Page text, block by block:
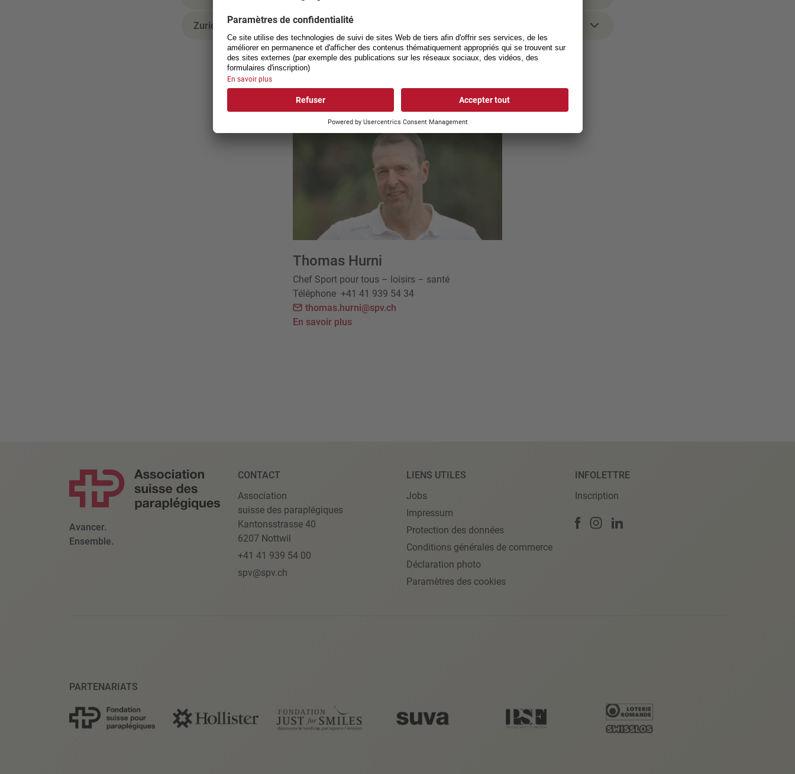
Zurich
Interlocuteur à l'ASP
Thomas Hurni
Chef Sport pour tous – loisirs – santé
Téléphone +41 41 939 54 34
thomas.hurni@spv.ch
En savoir plus
Avancer.
Ensemble.
CONTACT
Association
suisse des paraplégiques
Kantonsstrasse 40
6207 Nottwil
+41 41 939 54 00
spv@spv.ch
LIENS UTILES
Jobs
Impressum
Protection des données
Conditions générales de commerce
Déclaration photo
Paramètres des cookies
INFOLETTRE
Inscription
PARTENARIATS